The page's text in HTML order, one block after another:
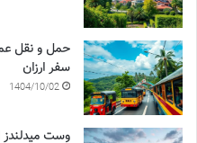
حمل و نقل
سفر ارزان
1404/10/02
وست میدلندز